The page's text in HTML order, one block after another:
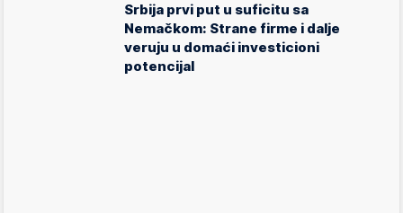
Srbija prvi put u suficitu sa
Nemačkom: Strane firme i dalje
veruju u domaći investicioni
potencijal